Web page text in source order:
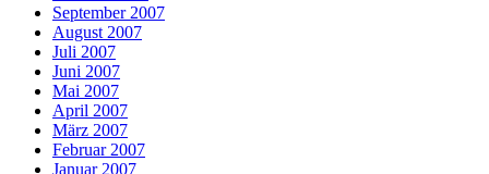
September 2007
August 2007
Juli 2007
Juni 2007
Mai 2007
April 2007
März 2007
Februar 2007
Januar 2007